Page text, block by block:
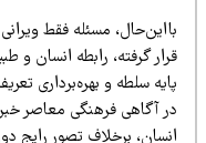
مسئله فقط ویرانی
گرفته، رابطه انسان و
سلطه و بهره‌برداری تعریف
آگاهی فرهنگی معاصر خبر
برخلاف تصور رایج دوران